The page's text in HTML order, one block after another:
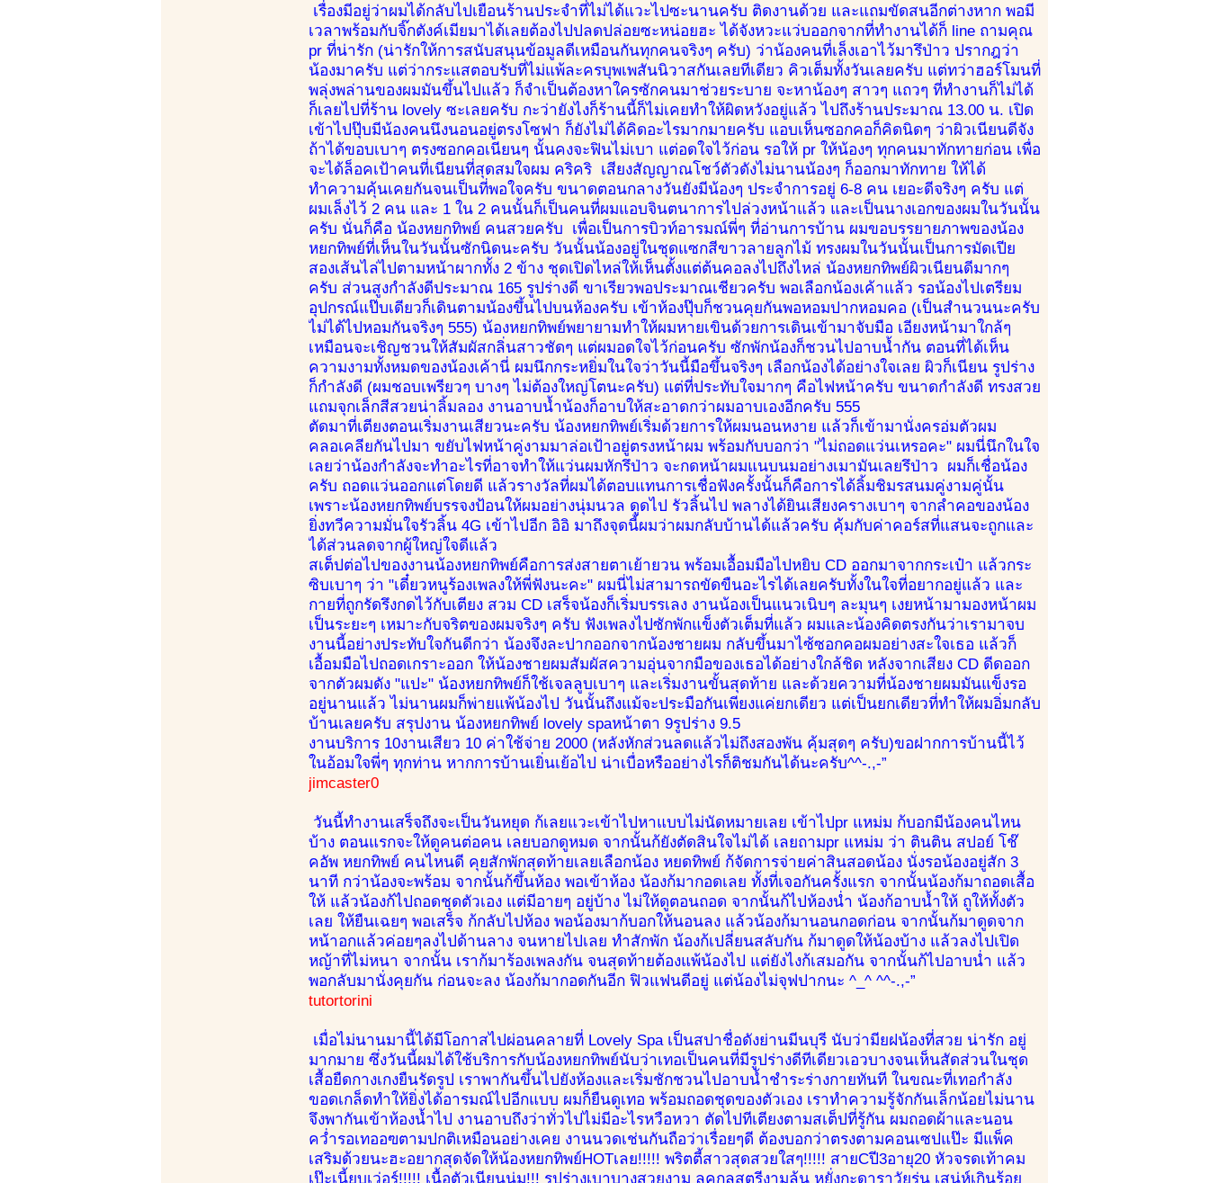
เรื่องมีอยู่ว่าผมได้กลับไปเยือนร้านประจำที่ไม่ได้แวะไปซะนานครับ ติดงานด้วย และแถมขัดสนอีกต่างหาก พอมี
เวลาพร้อมกับจิ๊กตังค์เมียมาได้เลยต้องไปปลดปล่อยซะหน่อยฮะ ได้จังหวะแว่บออกจากที่ทำงานได้ก็ line ถามคุณ
pr ที่น่ารัก (น่ารักให้การสนับสนุนข้อมูลดีเหมือนกันทุกคนจริงๆ ครับ) ว่าน้องคนที่เล็งเอาไว้มารึป่าว ปรากฎว่า
น้องมาครับ แต่ว่ากระแสตอบรับที่ไม่แพ้ละครบุพเพสันนิวาสกันเลยทีเดียว คิวเต็มทั้งวันเลยครับ แต่ทว่าฮอร์โมนที่
พลุ่งพล่านของผมมันขึ้นไปแล้ว ก็จำเป็นต้องหาใครซักคนมาช่วยระบาย จะหาน้องๆ สาวๆ แถวๆ ที่ทำงานก็ไม่ได้
ก็เลยไปที่ร้าน lovely ซะเลยครับ กะว่ายังไงก็ร้านนี้ก็ไม่เคยทำให้ผิดหวังอยู่แล้ว ไปถึงร้านประมาณ 13.00 น. เปิด
เข้าไปปุ๊บมีน้องคนนึงนอนอยู่ตรงโซฟา ก็ยังไม่ได้คิดอะไรมากมายครับ แอบเห็นซอกคอก็คิดนิดๆ ว่าผิวเนียนดีจัง
ถ้าได้ขอบเบาๆ ตรงซอกคอเนียนๆ นั้นคงจะฟินไม่เบา แต่อดใจไว้ก่อน รอให้ pr ให้น้องๆ ทุกคนมาทักทายก่อน เพื่อ
จะได้ล็อคเป้าคนที่เนียนที่สุดสมใจผม คริคริ เสียงสัญญาณโชว์ตัวดังไม่นานน้องๆ ก็ออกมาทักทาย ให้ได้
ทำความคุ้นเคยกันจนเป็นที่พอใจครับ ขนาดตอนกลางวันยังมีน้องๆ ประจำการอยู่ 6-8 คน เยอะดีจริงๆ ครับ แต่
ผมเล็งไว้ 2 คน และ 1 ใน 2 คนนั้นก็เป็นคนที่ผมแอบจินตนาการไปล่วงหน้าแล้ว และเป็นนางเอกของผมในวันนั้น
ครับ นั่นก็คือ น้องหยกทิพย์ คนสวยครับ เพื่อเป็นการบิวท์อารมณ์พี่ๆ ที่อ่านการบ้าน ผมขอบรรยายภาพของน้อง
หยกทิพย์ที่เห็นในวันนั้นซักนิดนะครับ วันนั้นน้องอยู่ในชุดแซกสีขาวลายลูกไม้ ทรงผมในวันนั้นเป็นการมัดเปีย
สองเส้นไล่ไปตามหน้าผากทั้ง 2 ข้าง ชุดเปิดไหล่ให้เห็นตั้งแต่ต้นคอลงไปถึงไหล่ น้องหยกทิพย์ผิวเนียนดีมากๆ
ครับ ส่วนสูงกำลังดีประมาณ 165 รูปร่างดี ขาเรียวพอประมาณเชียวครับ พอเลือกน้องเค้าแล้ว รอน้องไปเตรียม
อุปกรณ์แป๊บเดียวก็เดินตามน้องขึ้นไปบนห้องครับ เข้าห้องปุ๊บก็ชวนคุยกันพอหอมปากหอมคอ (เป็นสำนวนนะครับ
ไม่ได้ไปหอมกันจริงๆ 555) น้องหยกทิพย์พยายามทำให้ผมหายเขินด้วยการเดินเข้ามาจับมือ เอียงหน้ามาใกล้ๆ
เหมือนจะเชิญชวนให้สัมผัสกลิ่นสาวชัดๆ แต่ผมอดใจไว้ก่อนครับ ซักพักน้องก็ชวนไปอาบน้ำกัน ตอนที่ได้เห็น
ความงามทั้งหมดของน้องเค้านี่ ผมนึกกระหยิ่มในใจว่าวันนี้มือขึ้นจริงๆ เลือกน้องได้อย่างใจเลย ผิวก็เนียน รูปร่าง
ก็กำลังดี (ผมชอบเพรียวๆ บางๆ ไม่ต้องใหญ่โตนะครับ) แต่ที่ประทับใจมากๆ คือไฟหน้าครับ ขนาดกำลังดี ทรงสวย
แถมจุกเล็กสีสวยน่าลิ้มลอง งานอาบน้ำน้องก็อาบให้สะอาดกว่าผมอาบเองอีกครับ 555
ตัดมาที่เตียงตอนเริ่มงานเสียวนะครับ น้องหยกทิพย์เริ่มด้วยการให้ผมนอนหงาย แล้วก็เข้ามานั่งครอ่มตัวผม
คลอเคลียกันไปมา ขยับไฟหน้าคู่งามมาล่อเป้าอยู่ตรงหน้าผม พร้อมกับบอกว่า "ไม่ถอดแว่นเหรอคะ" ผมนี่นึกในใจ
เลยว่าน้องกำลังจะทำอะไรที่อาจทำให้แว่นผมหักรึป่าว จะกดหน้าผมแนบนมอย่างเมามันเลยรึป่าว ผมก็เชื่อน้อง
ครับ ถอดแว่นออกแต่โดยดี แล้วรางวัลที่ผมได้ตอบแทนการเชื่อฟังครั้งนั้นก็คือการได้ลิ้มชิมรสนมคู่งามคู่นั้น
เพราะน้องหยกทิพย์บรรจงป้อนให้ผมอย่างนุ่มนวล ดูดไป รัวลิ้นไป พลางได้ยินเสียงครางเบาๆ จากลำคอของน้อง
ยิ่งทวีความมั่นใจรัวลิ้น 4G เข้าไปอีก อิอิ มาถึงจุดนี้ผมว่าผมกลับบ้านได้แล้วครับ คุ้มกับค่าคอร์สที่แสนจะถูกและ
ได้ส่วนลดจากผู้ใหญ่ใจดีแล้ว
สเต็ปต่อไปของงานน้องหยกทิพย์คือการส่งสายตาเย้ายวน พร้อมเอื้อมมือไปหยิบ CD ออกมาจากกระเป๋า แล้วกระ
ซิบเบาๆ ว่า "เดี๋ยวหนูร้องเพลงให้พี่ฟังนะคะ" ผมนี่ไม่สามารถขัดขืนอะไรได้เลยครับทั้งในใจที่อยากอยู่แล้ว และ
กายที่ถูกรัดรึงกดไว้กับเตียง สวม CD เสร็จน้องก็เริ่มบรรเลง งานน้องเป็นแนวเนิบๆ ละมุนๆ เงยหน้ามามองหน้าผม
เป็นระยะๆ เหมาะกับจริตของผมจริงๆ ครับ ฟังเพลงไปซักพักแข็งตัวเต็มที่แล้ว ผมและน้องคิดตรงกันว่าเรามาจบ
งานนี้อย่างประทับใจกันดีกว่า น้องจึงละปากออกจากน้องชายผม กลับขึ้นมาไซ้ซอกคอผมอย่างสะใจเธอ แล้วก็
เอื้อมมือไปถอดเกราะออก ให้น้องชายผมสัมผัสความอุ่นจากมือของเธอได้อย่างใกล้ชิด หลังจากเสียง CD ดีดออก
จากตัวผมดัง "แปะ" น้องหยกทิพย์ก็ใช้เจลลูบเบาๆ และเริ่มงานขั้นสุดท้าย และด้วยความที่น้องชายผมมันแข็งรอ
อยู่นานแล้ว ไม่นานผมก็พ่ายแพ้น้องไป วันนั้นถึงแม้จะประมือกันเพียงแค่ยกเดียว แต่เป็นยกเดียวที่ทำให้ผมอิ่มกลับ
บ้านเลยครับ สรุปงาน น้องหยกทิพย์ lovely spaหน้าตา 9รูปร่าง 9.5
งานบริการ 10งานเสียว 10 ค่าใช้จ่าย 2000 (หลังหักส่วนลดแล้วไม่ถึงสองพัน คุ้มสุดๆ ครับ)ขอฝากการบ้านนี้ไว้
ในอ้อมใจพี่ๆ ทุกท่าน หากการบ้านเยิ่นเย้อไป น่าเบื่อหรืออย่างไรก็ติชมกันได้นะครับ^^-.,-”
jimcaster0
วันนี้ทำงานเสร็จถึงจะเป็นวันหยุด ก้เลยแวะเข้าไปหาแบบไม่นัดหมายเลย เข้าไปpr แหม่ม ก้บอกมีน้องคนไหน
บ้าง ตอนแรกจะให้ดูคนต่อคน เลยบอกดูหมด จากนั้นก้ยังตัดสินใจไม่ได้ เลยถามpr แหม่ม ว่า ตินติน สปอย์ โช๊
คอัพ หยกทิพย์ คนไหนดี คุยสักพักสุดท้ายเลยเลือกน้อง หยดทิพย์ ก้จัดการจ่ายค่าสินสอดน้อง นั่งรอน้องอยู่สัก 3
นาที กว่าน้องจะพร้อม จากนั้นก้ขึ้นห้อง พอเข้าห้อง น้องก้มากอดเลย ทั้งที่เจอกันครั้งแรก จากนั้นน้องก้มาถอดเสื้อ
ให้ แล้วน้องก้ไปถอดชุดตัวเอง แต่มีอายๆ อยู่บ้าง ไม่ให้ดูตอนถอด จากนั้นก้ไปห้องน่ำ น้องก้อาบน้ำให้ ถูให้ทั้งตัว
เลย ให้ยืนเฉยๆ พอเสร็จ ก้กลับไปห้อง พอน้องมาก้บอกให้นอนลง แล้วน้องก้มานอนกอดก่อน จากนั้นก้มาดูดจาก
หน้าอกแล้วค่อยๆลงไปด้านลาง จนหายไปเลย ทำสักพัก น้องก้เปลี่ยนสลับกัน ก้มาดูดให้น้องบ้าง แล้วลงไปเปิด
หญ้าที่ไม่หนา จากนั้น เราก้มาร้องเพลงกัน จนสุดท้ายต้องแพ้น้องไป แต่ยังไงก้เสมอกัน จากนั้นก้ไปอาบน่ำ แล้ว
พอกลับมานั่งคุยกัน ก่อนจะลง น้องก้มากอดกันอีก ฟิวแฟนดีอยู่ แต่น้องไม่จุฟปากนะ ^_^ ^^-.,-”
tutortorini
เมื่อไม่นานมานี้ได้มีโอกาสไปผ่อนคลายที่ Lovely Spa เป็นสปาชื่อดังย่านมีนบุรี นับว่ามียฝน้องที่สวย น่ารัก อยู่
มากมาย ซึ่งวันนี้ผมได้ใช้บริการกับน้องหยกทิพย์นับว่าเทอเป็นคนที่มีรูปร่างดีทีเดียวเอวบางจนเห็นสัดส่วนในชุด
เสื้อยืดกางเกงยืนรัดรูป เราพากันขึ้นไปยังห้องและเริ่มชักชวนไปอาบน้ำชำระร่างกายทันที ในขณะที่เทอกำลัง
ขอดเกล็ดทำให้ยิ่งได้อารมณ์ไปอีกแบบ ผมก็ยืนดูเทอ พร้อมถอดชุดของตัวเอง เราทำความรู้จักกันเล็กน้อยไม่นาน
จึงพากันเข้าห้องน้ำไป งานอาบถึงว่าทั่วไปไม่มีอะไรหวือหวา ตัดไปทีเตียงตามสเต็ปที่รู้กัน ผมถอดผ้าและนอน
คว่ำรอเทออฃตามปกติเหมือนอย่างเคย งานนวดเช่นกันถือว่าเรื่อยๆดี ต้องบอกว่าตรงตามคอนเซปแป๊ะ มีแพ็ค
เสริมด้วยนะฮะอยากสุดจัดให้น้องหยกทิพย์HOTเลย!!!!! พริตตี้สาวสุดสวยใสๆ!!!!! สายCปี3อายุ20 หัวจรดเท้าคม
เป๊ะเนี้ยบเว่อร์!!!!! เนื้อตัวเนียนนุ่ม!!! รูปร่างเบาบางสวยงาม ลุคกุลสตรีงามล้น หยั่งกะดาราวัยรุ่น เสน่ห์เกินร้อย